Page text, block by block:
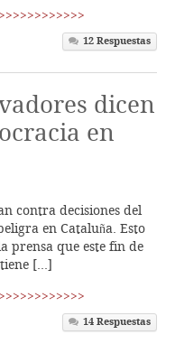
12 Respuestas
dicen
en
contra decisiones del
en Cataluña. Esto
prensa que este fin de
[…]
14 Respuestas